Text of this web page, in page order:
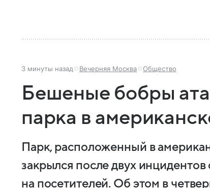
3 минуты назад Вечерняя Москва Общество
Бешеные бобры
парка в
Парк, расположенный в
закрылся после двух
на посетителей. Об этом в